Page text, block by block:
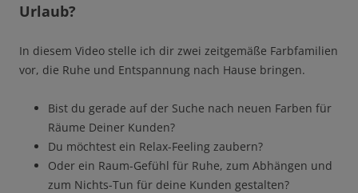
Urlaub?
In diesem Video stelle ich dir zwei zeitgemäße Farbfamilien
vor, die Ruhe und Entspannung nach Hause bringen.
Bist du gerade auf der Suche nach neuen Farben für
Räume Deiner Kunden?
Du möchtest ein Relax-Feeling zaubern?
Oder ein Raum-Gefühl für Ruhe, zum Abhängen und
zum Nichts-Tun für deine Kunden gestalten?